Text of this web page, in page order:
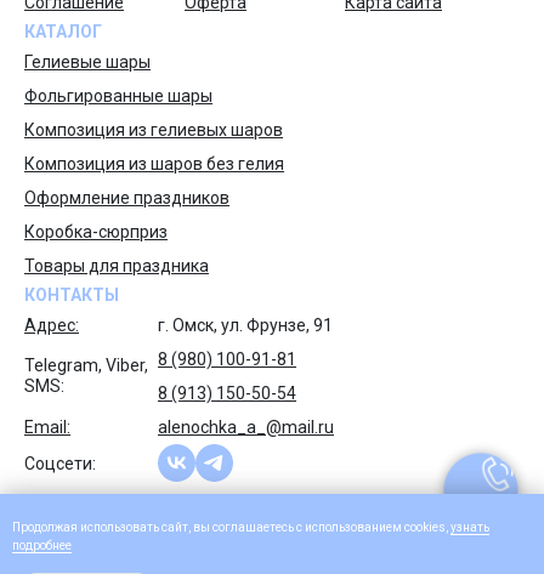
Продолжая использовать сайт, вы соглашаетесь с использованием cookies, узнать
подробнее
КАТАЛОГ
Гелиевые шары
Фольгированные шары
Композиция из гелиевых шаров
Композиция из шаров без гелия
Оформление праздников
Коробка-сюрприз
Товары для праздника
КОНТАКТЫ
Адрес:
г. Омск, ул. Фрунзе, 91
Telegram, Viber,
SMS:
8 (980) 100-91-81
8 (913) 150-50-54
Email:
alenochka_a_@mail.ru
Соцсети: